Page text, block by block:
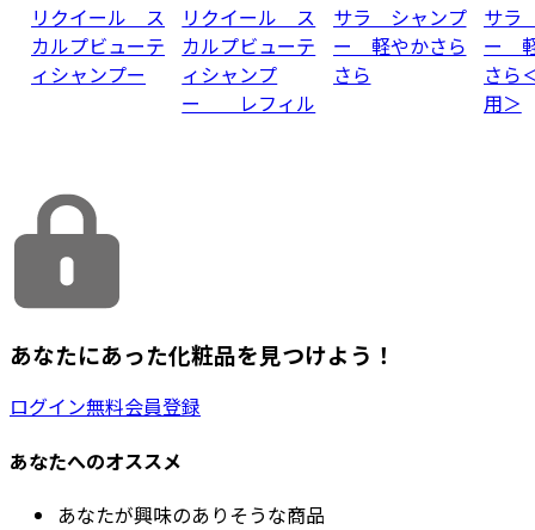
リクイール ス
カルプビューテ
ィシャンプー
リクイール ス
カルプビューテ
ィシャンプ
ー レフィル
サラ シャンプ
ー 軽やかさら
さら
サラ
ー
さら
用＞
あなたにあった化粧品を見つけよう！
ログイン無料会員登録
あなたへのオススメ
あなたが興味のありそうな商品